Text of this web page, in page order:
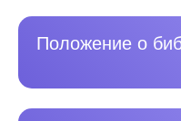
Положение о